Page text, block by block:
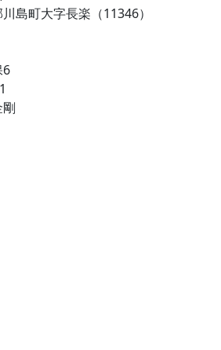
島町大字長楽（11346）
6